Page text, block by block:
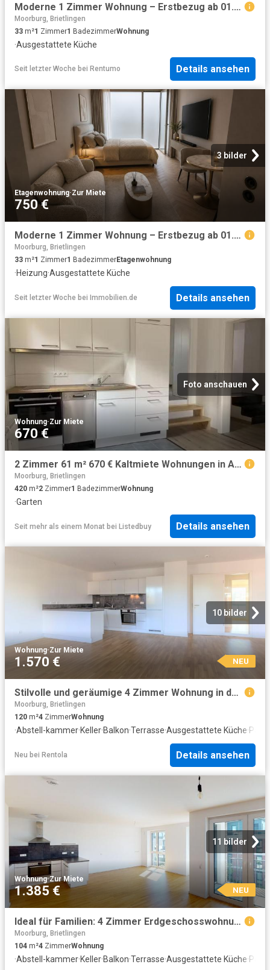
Moderne 1 Zimmer Wohnung – Erstbezug ab 01.09.2026 | All inclusive | Möbliert oder unmöbliert
Moorburg, Brietlingen
33 m²1 Zimmer1 BadezimmerWohnung
·Ausgestattete Küche
Seit letzter Woche bei Rentumo Details ansehen
3 bilder
Etagenwohnung·Zur Miete
750 €
Moderne 1 Zimmer Wohnung – Erstbezug ab 01.09.2026 | All inclusive | Möbliert oder unmöbliert
Moorburg, Brietlingen
33 m²1 Zimmer1 BadezimmerEtagenwohnung
·Heizung·Ausgestattete Küche
Seit letzter Woche bei Immobilien.de Details ansehen
Foto anschauen
Wohnung·Zur Miete
670 €
2 Zimmer 61 m² 670 € Kaltmiete Wohnungen in Adendorf
Moorburg, Brietlingen
420 m²2 Zimmer1 BadezimmerWohnung
·Garten
Seit mehr als einem Monat bei Listedbuy Details ansehen
10 bilder
Wohnung·Zur Miete
1.570 € NEU
Stilvolle und geräumige 4 Zimmer Wohnung in der Nähe der Ilmenau
Moorburg, Brietlingen
120 m²4 ZimmerWohnung
·Abstell-kammer·Keller·Balkon·Terrasse·Ausgestattete Küche·
Neu bei Rentola Details ansehen
11 bilder
Wohnung·Zur Miete
1.385 € NEU
Ideal für Familien: 4 Zimmer Erdgeschosswohnung mit Terrasse und moderner Einbauküche
Moorburg, Brietlingen
104 m²4 ZimmerWohnung
·Abstell-kammer·Keller·Balkon·Terrasse·Ausgestattete Küche·